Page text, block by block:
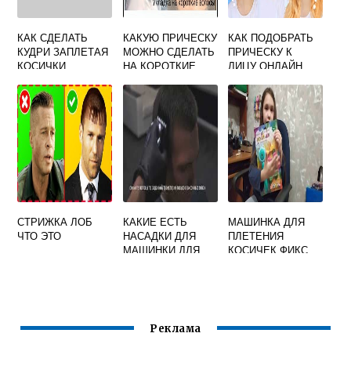
КАК СДЕЛАТЬ
КУДРИ ЗАПЛЕТАЯ
КОСИЧКИ
КАКУЮ ПРИЧЕСКУ
МОЖНО СДЕЛАТЬ
НА КОРОТКИЕ
СВАДЬБУ
КАК ПОДОБРАТЬ
ПРИЧЕСКУ К
ЛИЦУ ОНЛАЙН
СТРИЖКА ЛОБ
ЧТО ЭТО
КАКИЕ ЕСТЬ
НАСАДКИ ДЛЯ
МАШИНКИ ДЛЯ
МАШИНКА ДЛЯ
ПЛЕТЕНИЯ
КОСИЧЕК ФИКС
Реклама